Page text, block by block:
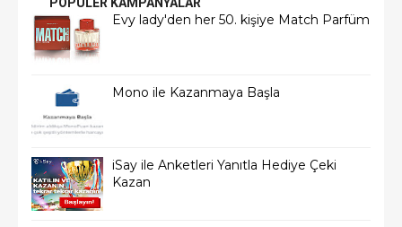
Evy lady'den her 50. kişiye Match Parfüm
Mono ile Kazanmaya Başla
iSay ile Anketleri Yanıtla Hediye Çeki
Kazan